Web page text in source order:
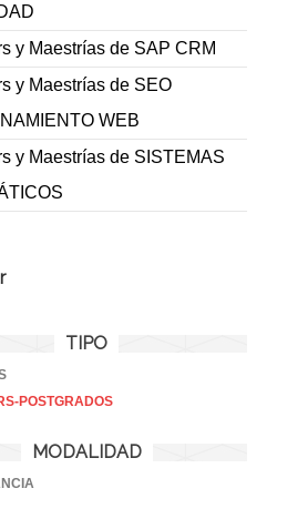
y Maestrías de SAP CRM
y Maestrías de SEO
WEB
y Maestrías de SISTEMAS
TIPO
POSTGRADOS
MODALIDAD